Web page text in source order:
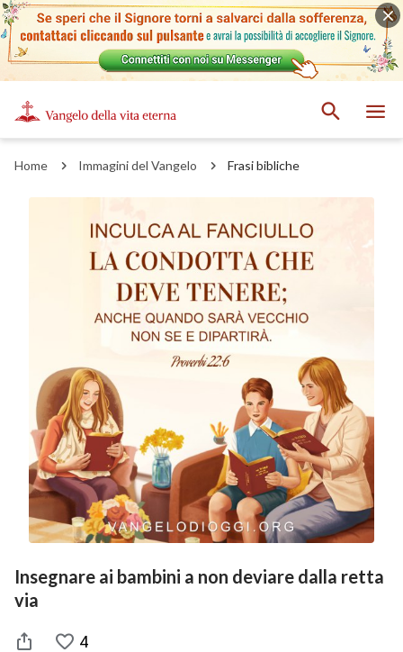
Home Immagini del Vangelo Frasi bibliche
Insegnare ai bambini a non deviare dalla retta
via
4